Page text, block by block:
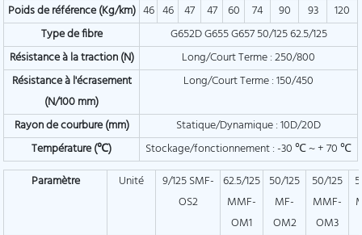
Poids de référence (Kg/km) 46 46 47 47 60 74 90 93
120
Type de fibre
G652D G655 G657 50/125 62.5/125
Résistance à la traction (N)
Long/Court Terme : 250/800
Résistance à l'écrasement
(N/100 mm)
Long/Court Terme : 150/450
Rayon de courbure (mm)
Statique/Dynamique : 10D/20D
Température (℃)
Stockage/fonctionnement : -30 ℃ ~ + 70 ℃
Paramètre
Unité
9/125 SMF-
OS2
62.5/125
MMF-
OM1
50/125
MF-
OM2
50/125
MMF-
OM3